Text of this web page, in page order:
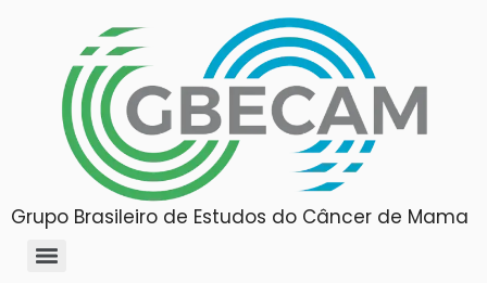
Grupo Brasileiro de Estudos do Câncer de Mama